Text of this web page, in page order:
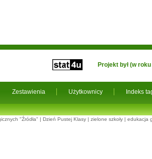
Zestawienia Użytkownicy Indeks
Projekt był (w
"Źródła" | Dzień Pustej Klasy | zielone szkoły | edukacja